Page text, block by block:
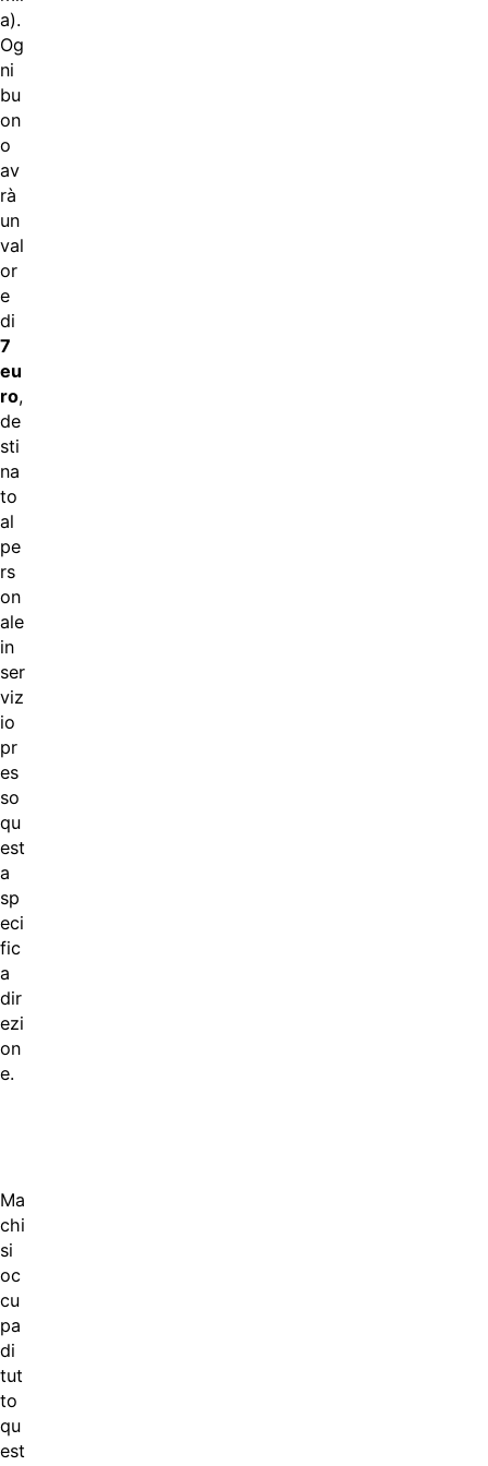
a).
Og
ni
bu
on
o
av
rà
un
val
or
e
di
7
eu
ro,
de
sti
na
to
al
pe
rs
on
ale
in
ser
viz
io
pr
es
so
qu
est
a
sp
eci
fic
a
dir
ezi
on
e.
Ma
chi
si
oc
cu
pa
di
tut
to
qu
est